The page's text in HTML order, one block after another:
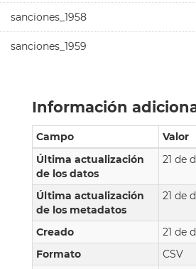
sanciones_1958
sanciones_1959
Información
Campo
Valor
Última actualización
de los datos
21 de
Última actualización
de los metadatos
21 de
Creado
21 de
Formato
CSV